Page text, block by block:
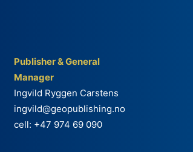
Publisher & General
Manager
Ingvild Ryggen Carstens
ingvild@geopublishing.no
cell: +47 974 69 090